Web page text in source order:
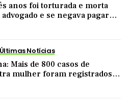
anos foi torturada e morta
e se negava pagar
Últimas Notícias
Mais de 800 casos de
mulher foram registrados
este ano